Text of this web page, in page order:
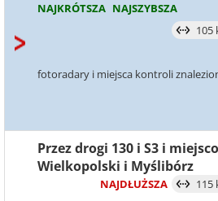
NAJKRÓTSZA NAJSZYBSZA
105
fotoradary i miejsca kontroli
Przez drogi 130 i S3 i
Wielkopolski i Myślibórz
NAJDŁUŻSZA 115